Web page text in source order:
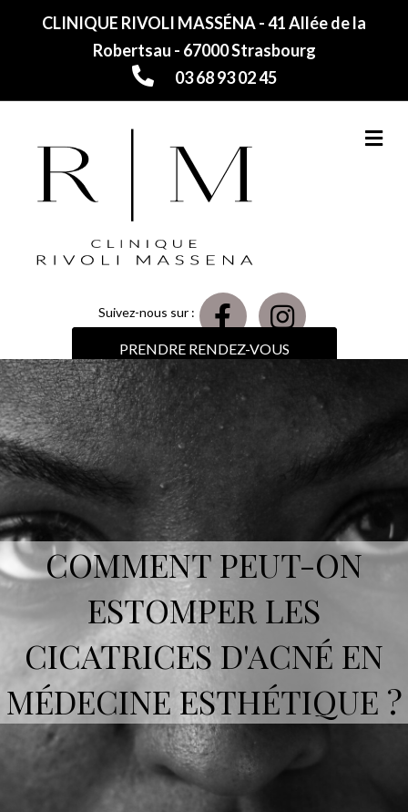
CLINIQUE RIVOLI MASSÉNA - 41 Allée de la
Robertsau - 67000 Strasbourg
03 68 93 02 45
Suivez-nous sur :
PRENDRE RENDEZ-VOUS
COMMENT PEUT-ON
ESTOMPER LES
CICATRICES D'ACNÉ EN
MÉDECINE ESTHÉTIQUE ?